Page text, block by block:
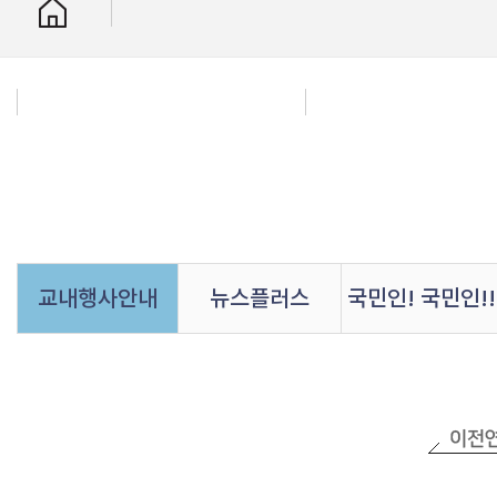
교내행사안내 뉴스플러스 국민인! 국민인!!